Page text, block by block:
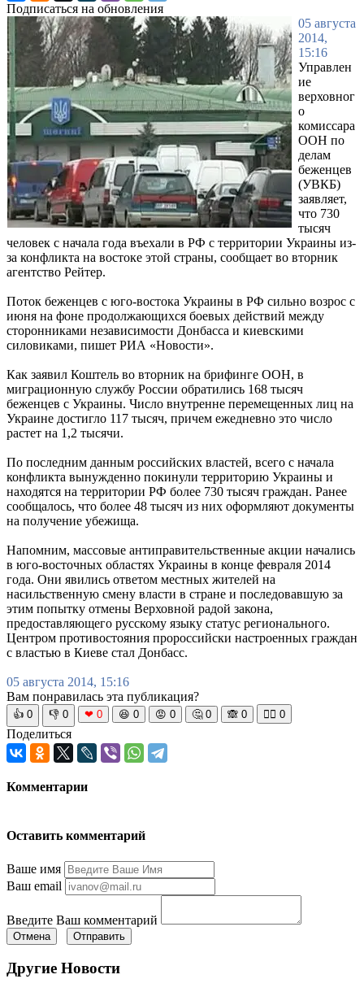
Подписаться на обновления
05 августа
2014,
15:16
Управлен
ие
верховног
о
комиссара
ООН по
делам
беженцев
(УВКБ)
заявляет,
что 730
тысяч
человек с начала года въехали в РФ с территории Украины из-
за конфликта на востоке этой страны, сообщает во вторник
агентство Рейтер.
Поток беженцев с юго-востока Украины в РФ сильно возрос с
июня на фоне продолжающихся боевых действий между
сторонниками независимости Донбасса и киевскими
силовиками, пишет РИА «Новости».
Как заявил Коштель во вторник на брифинге ООН, в
миграционную службу России обратились 168 тысяч
беженцев с Украины. Число внутренне перемещенных лиц на
Украине достигло 117 тысяч, причем ежедневно это число
растет на 1,2 тысячи.
По последним данным российских властей, всего с начала
конфликта вынужденно покинули территорию Украины и
находятся на территории РФ более 730 тысяч граждан. Ранее
сообщалось, что более 48 тысяч из них оформляют документы
на получение убежища.
Напомним, массовые антиправительственные акции начались
в юго-восточных областях Украины в конце февраля 2014
года. Они явились ответом местных жителей на
насильственную смену власти в стране и последовавшую за
этим попытку отмены Верховной радой закона,
предоставляющего русскому языку статус регионального.
Центром противостояния пророссийски настроенных граждан
с властью в Киеве стал Донбасс.
05 августа 2014, 15:16
Вам понравилась эта публикация?
👍 0 👎 0 ❤ 0 😆 0 😡 0 🤔 0 🙈 0 🧘‍♀️ 0
Поделиться
Комментарии
Оставить комментарий
Ваше имя
Ваш email
Введите Ваш комментарий
Отмена Отправить
Другие Новости